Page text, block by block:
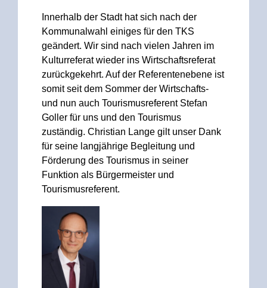
Innerhalb der Stadt hat sich nach der
Kommunalwahl einiges für den TKS
geändert. Wir sind nach vielen Jahren im
Kulturreferat wieder ins Wirtschaftsreferat
zurückgekehrt. Auf der Referentenebene ist
somit seit dem Sommer der Wirtschafts-
und nun auch Tourismusreferent Stefan
Goller für uns und den Tourismus
zuständig. Christian Lange gilt unser Dank
für seine langjährige Begleitung und
Förderung des Tourismus in seiner
Funktion als Bürgermeister und
Tourismusreferent.